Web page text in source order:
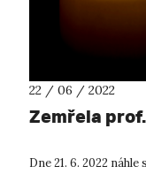
22 / 06 / 2022
Zemřela
Dne 21. 6. 2022